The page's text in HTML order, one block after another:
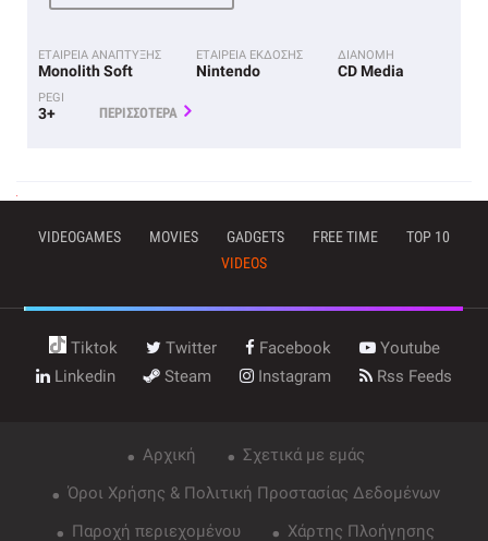
ΕΤΑΙΡΕΙΑ ΑΝΑΠΤΥΞΗΣ
Monolith Soft
ΕΤΑΙΡΕΙΑ ΕΚΔΟΣΗΣ
Nintendo
ΔΙΑΝΟΜΗ
CD Media
PEGI
3+ ΠΕΡΙΣΣΟΤΕΡΑ
VIDEOGAMES MOVIES GADGETS FREE TIME
TOP 10
VIDEOS
Tiktok Twitter Facebook
Youtube
Linkedin
Steam Instagram Rss Feeds
Αρχική
Σχετικά με εμάς
Όροι Χρήσης & Πολιτική Προστασίας Δεδομένων
Παροχή περιεχομένου
Χάρτης Πλοήγησης